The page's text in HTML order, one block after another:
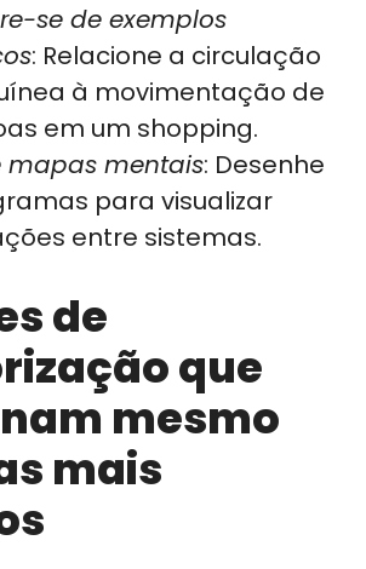
se de exemplos
: Relacione a circulação
à movimentação de
em um shopping.
mapas mentais: Desenhe
para visualizar
entre sistemas.
de
que
mesmo
mais